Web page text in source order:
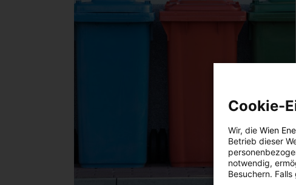
Cookie-
Wir, die Wien
Betrieb dieser
notwendig,
Besuchern.